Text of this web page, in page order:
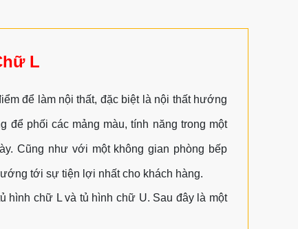
L
để làm nội thất, đặc biệt là nội thất hướng
để phối các mảng màu, tính năng trong một
Cũng như với một không gian phòng bếp
tới sự tiện lợi nhất cho khách hàng.
hình chữ L và tủ hình chữ U. Sau đây là một